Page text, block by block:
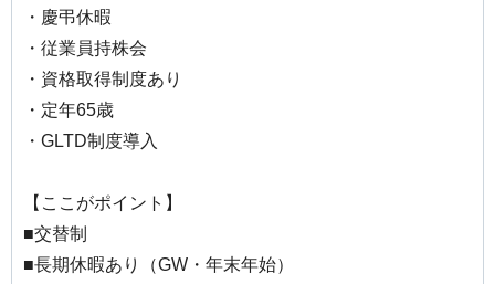
・慶弔休暇
・従業員持株会
・資格取得制度あり
・定年65歳
・GLTD制度導入
【ここがポイント】
■交替制
■長期休暇あり（GW・年末年始）